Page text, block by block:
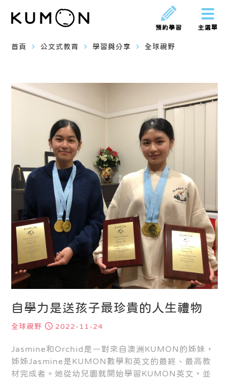
主選單
預約學習
首頁 navigate_next 公文式教育 navigate_next 學習與分享 navigate_next 全球視野
自學力是送孩子最珍貴的人生禮物
全球視野 2022-11-24
Jasmine和Orchid是一對來自澳洲KUMON的姊妹，
姊姊Jasmine是KUMON數學和英文的最終、最高教
材完成者。她從幼兒園就開始學習KUMON英文，並